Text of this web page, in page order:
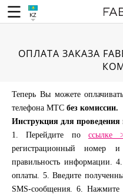
KZ
ОПЛАТА ЗАКАЗА
Теперь Вы можете
телефона МТС без комиссии.
Инструкция для проведения
1. Перейдите по ссылке
регистрационный номер
правильность информации.
оплаты. 5. Введите
SMS-сообщения. 6. Нажмите